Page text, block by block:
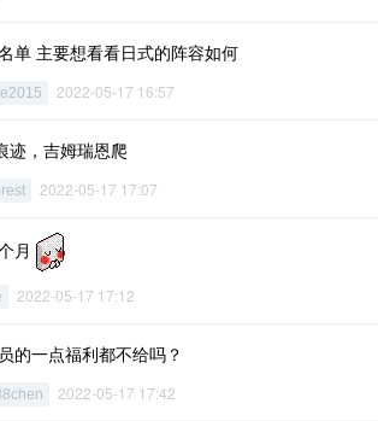
单 主要想看看日式的阵容如何
2022-05-17 16:57
迹，吉姆瑞恩爬
2022-05-17 17:07
月
2022-05-17 17:12
的一点福利都不给吗？
2022-05-17 17:42